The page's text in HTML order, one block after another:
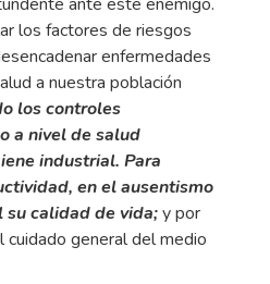
los factores de riesgos
enfermedades
a nuestra población
los controles
a nivel de salud
industrial. Para
en el ausentismo
calidad de vida;y por
general del medio